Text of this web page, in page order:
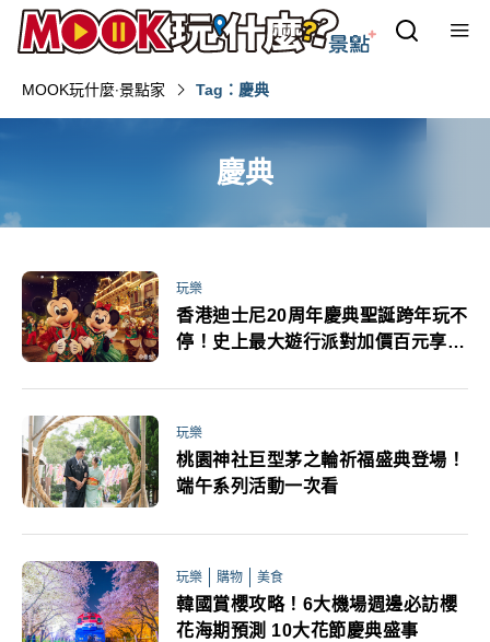
MOOK玩什麼‧景點家 Tag：慶典
慶典
玩樂
香港迪士尼20周年慶典聖誕跨年玩不
停！史上最大遊行派對加價百元享雙
玩樂
桃園神社巨型茅之輪祈福盛典登場！
端午系列活動一次看
玩樂 購物 美食
韓國賞櫻攻略！6大機場週邊必訪櫻
花海期預測 10大花節慶典盛事